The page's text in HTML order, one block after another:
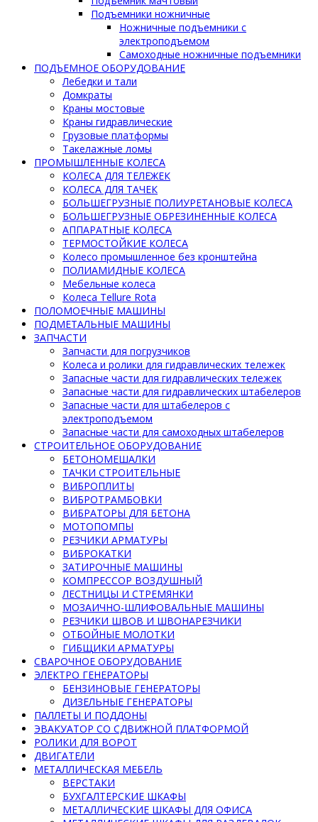
Подъемники ножничные
Ножничные подъемники с
электроподъемом
Самоходные ножничные подъемники
ПОДЪЕМНОЕ ОБОРУДОВАНИЕ
Лебедки и тали
Домкраты
Краны мостовые
Краны гидравлические
Грузовые платформы
Такелажные ломы
ПРОМЫШЛЕННЫЕ КОЛЕСА
КОЛЕСА ДЛЯ ТЕЛЕЖЕК
КОЛЕСА ДЛЯ ТАЧЕК
БОЛЬШЕГРУЗНЫЕ ПОЛИУРЕТАНОВЫЕ КОЛЕСА
БОЛЬШЕГРУЗНЫЕ ОБРЕЗИНЕННЫЕ КОЛЕСА
АППАРАТНЫЕ КОЛЕСА
ТЕРМОСТОЙКИЕ КОЛЕСА
Колесо промышленное без кронштейна
ПОЛИАМИДНЫЕ КОЛЕСА
Мебельные колеса
Колеса Tellure Rota
ПОЛОМОЕЧНЫЕ МАШИНЫ
ПОДМЕТАЛЬНЫЕ МАШИНЫ
ЗАПЧАСТИ
Запчасти для погрузчиков
Колеса и ролики для гидравлических тележек
Запасные части для гидравлических тележек
Запасные части для гидравлических штабелеров
Запасные части для штабелеров с
электроподъемом
Запасные части для самоходных штабелеров
СТРОИТЕЛЬНОЕ ОБОРУДОВАНИЕ
БЕТОНОМЕШАЛКИ
ТАЧКИ СТРОИТЕЛЬНЫЕ
ВИБРОПЛИТЫ
ВИБРОТРАМБОВКИ
ВИБРАТОРЫ ДЛЯ БЕТОНА
МОТОПОМПЫ
РЕЗЧИКИ АРМАТУРЫ
ВИБРОКАТКИ
ЗАТИРОЧНЫЕ МАШИНЫ
КОМПРЕССОР ВОЗДУШНЫЙ
ЛЕСТНИЦЫ И СТРЕМЯНКИ
МОЗАИЧНО-ШЛИФОВАЛЬНЫЕ МАШИНЫ
РЕЗЧИКИ ШВОВ И ШВОНАРЕЗЧИКИ
ОТБОЙНЫЕ МОЛОТКИ
ГИБЩИКИ АРМАТУРЫ
СВАРОЧНОЕ ОБОРУДОВАНИЕ
ЭЛЕКТРО ГЕНЕРАТОРЫ
БЕНЗИНОВЫЕ ГЕНЕРАТОРЫ
ДИЗЕЛЬНЫЕ ГЕНЕРАТОРЫ
ПАЛЛЕТЫ И ПОДДОНЫ
ЭВАКУАТОР СО СДВИЖНОЙ ПЛАТФОРМОЙ
РОЛИКИ ДЛЯ ВОРОТ
ДВИГАТЕЛИ
МЕТАЛЛИЧЕСКАЯ МЕБЕЛЬ
ВЕРСТАКИ
БУХГАЛТЕРСКИЕ ШКАФЫ
МЕТАЛЛИЧЕСКИЕ ШКАФЫ ДЛЯ ОФИСА